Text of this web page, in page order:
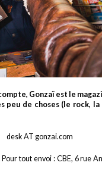
Gonzaï est le
peu de choses (le rock,
desk AT gonzai.com
tout envoi : CBE, 6 rue